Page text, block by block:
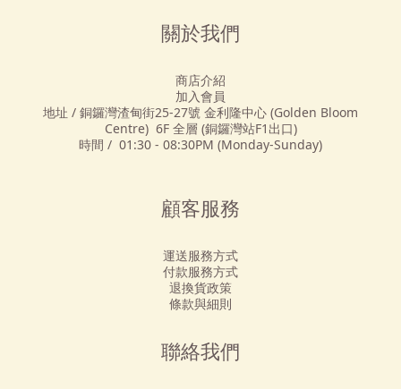
關於我們
商店介紹
加入會員
地址 / 銅鑼灣渣甸街25-27號 金利隆中心 (Golden Bloom
Centre) 6F 全層 (銅鑼灣站F1出口)
時間 / 01:30 - 08:30PM (Monday-Sunday)
顧客服務
運送服務方式
付款服務方式
退換貨政策
條款與細則
聯絡我們